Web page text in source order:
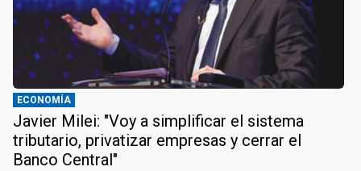
ECONOMÍA
Javier Milei: "Voy a simplificar el sistema
tributario, privatizar empresas y cerrar el
Banco Central"